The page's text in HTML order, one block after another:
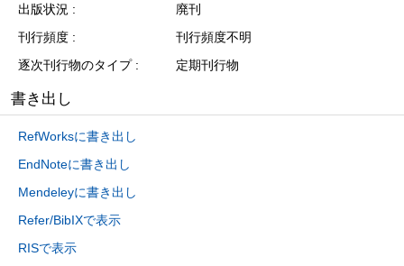
出版状況
廃刊
刊行頻度
刊行頻度不明
逐次刊行物のタイプ
定期刊行物
書き出し
RefWorksに書き出し
EndNoteに書き出し
Mendeleyに書き出し
Refer/BibIXで表示
RISで表示